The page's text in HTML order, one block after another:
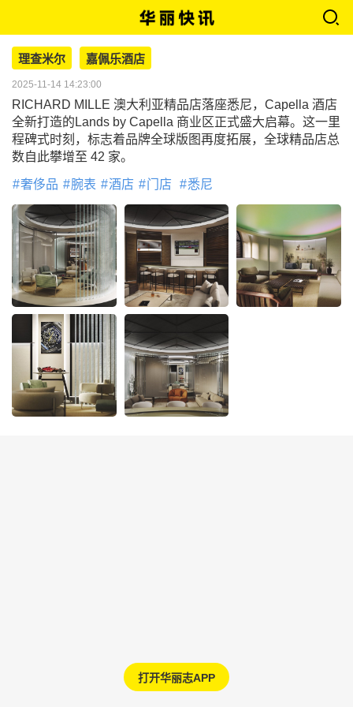
理查米尔 嘉佩乐酒店
2025-11-14 14:23:00
RICHARD MILLE 澳大利亚精品店落座悉尼，Capella 酒店
全新打造的Lands by Capella 商业区正式盛大启幕。这一里
程碑式时刻，标志着品牌全球版图再度拓展，全球精品店总
数自此攀增至 42 家。
奢侈品 腕表 酒店 门店 悉尼
打开华丽志APP